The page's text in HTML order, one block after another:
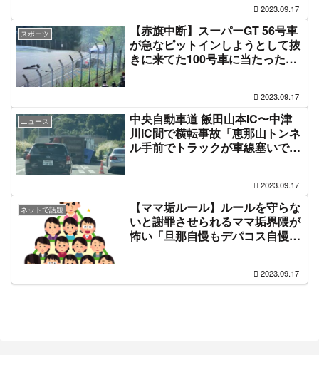
2023.09.17
スポーツ
【赤旗中断】スーパーGT 56号車
が急なピットインしようとして抜
きに来てた100号車に当たった上
の痛みがある山本選手はドクター
ヘリで搬送」#SUPERGT
2023.09.17
ニュース
中央自動車道 飯田山本IC〜中津
川IC間で横転事故「恵那山トンネ
ル手前でトラックが車線塞いで横
2023.09.17
ネットで話題
【ママ垢ルール】ルールを守らな
いと謝罪させられるママ垢界隈が
怖い「旦那自慢もデパコス自慢も
2023.09.17